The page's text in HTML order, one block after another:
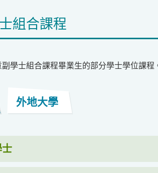
組合課程
學士組合課程畢業生的部分學士學位課程
外地大學
士